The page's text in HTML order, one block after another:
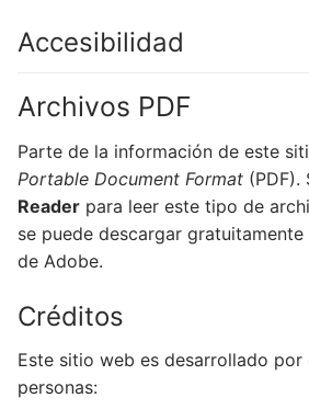
Accesibilidad
Archivos PDF
Parte de la información de este
Portable Document Format (PDF).
Reader para leer este tipo de
se puede descargar
de Adobe.
Créditos
Este sitio web es desarrollado por
personas: